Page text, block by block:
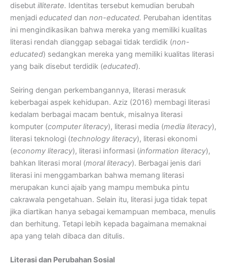
disebut illiterate. Identitas tersebut kemudian berubah
menjadi educated dan non-educated. Perubahan identitas
ini mengindikasikan bahwa mereka yang memiliki kualitas
literasi rendah dianggap sebagai tidak terdidik (non-
educated) sedangkan mereka yang memiliki kualitas literasi
yang baik disebut terdidik (educated).
Seiring dengan perkembangannya, literasi merasuk
keberbagai aspek kehidupan. Aziz (2016) membagi literasi
kedalam berbagai macam bentuk, misalnya literasi
komputer (computer literacy), literasi media (media literacy),
literasi teknologi (technology literacy), literasi ekonomi
(economy literacy), literasi informasi (information literacy),
bahkan literasi moral (moral literacy). Berbagai jenis dari
literasi ini menggambarkan bahwa memang literasi
merupakan kunci ajaib yang mampu membuka pintu
cakrawala pengetahuan. Selain itu, literasi juga tidak tepat
jika diartikan hanya sebagai kemampuan membaca, menulis
dan berhitung. Tetapi lebih kepada bagaimana memaknai
apa yang telah dibaca dan ditulis.
Literasi dan Perubahan Sosial